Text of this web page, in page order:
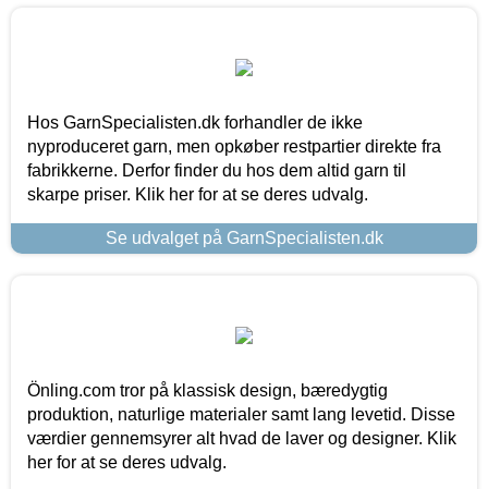
Hos GarnSpecialisten.dk forhandler de ikke
nyproduceret garn, men opkøber restpartier direkte fra
fabrikkerne. Derfor finder du hos dem altid garn til
skarpe priser. Klik her for at se deres udvalg.
Se udvalget på GarnSpecialisten.dk
Önling.com tror på klassisk design, bæredygtig
produktion, naturlige materialer samt lang levetid. Disse
værdier gennemsyrer alt hvad de laver og designer. Klik
her for at se deres udvalg.